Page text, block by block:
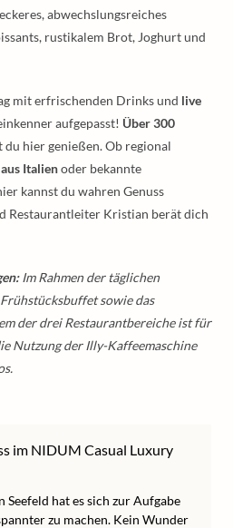
abwechslungsreiches
rustikalem Brot, Joghurt und
mit erfrischenden Drinks und live
aufgepasst! Über 300
du hier genießen. Ob regional
Italienoder bekannte
kannst du wahren Genuss
Restaurantleiter Kristian berät dich
Im Rahmen der täglichen
sowie das
der drei Restaurantbereiche ist für
Nutzung der Illy-Kaffeemaschine
im NIDUM Casual Luxury
hat es sich zur Aufgabe
zu machen. Kein Wunder